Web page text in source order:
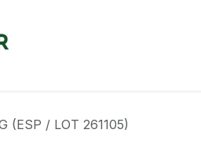
(ESP / LOT 261105)